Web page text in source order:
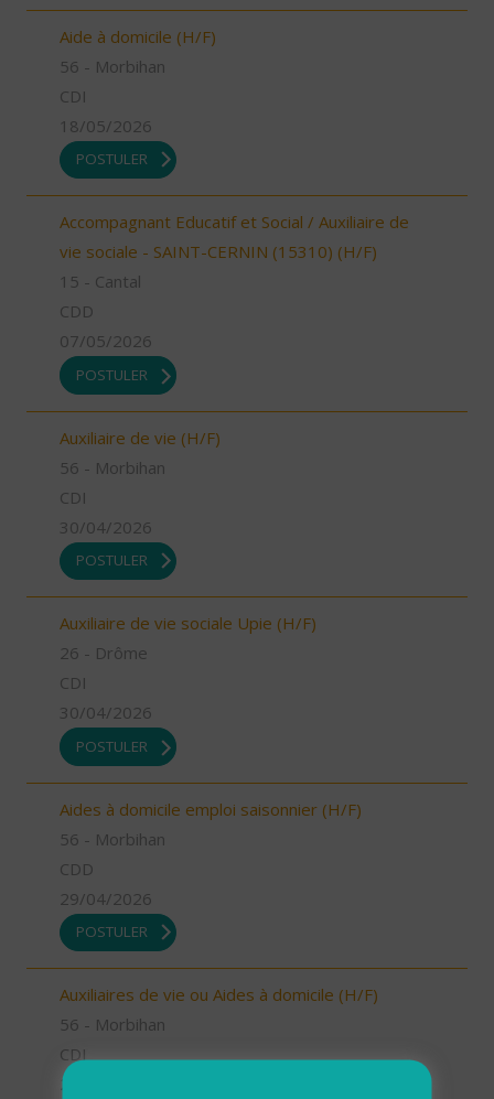
Aide à domicile (H/F)
56 - Morbihan
CDI
18/05/2026
POSTULER
Accompagnant Educatif et Social / Auxiliaire de
vie sociale - SAINT-CERNIN (15310) (H/F)
15 - Cantal
CDD
07/05/2026
POSTULER
Auxiliaire de vie (H/F)
56 - Morbihan
CDI
30/04/2026
POSTULER
Auxiliaire de vie sociale Upie (H/F)
26 - Drôme
CDI
30/04/2026
POSTULER
Aides à domicile emploi saisonnier (H/F)
56 - Morbihan
CDD
29/04/2026
POSTULER
Auxiliaires de vie ou Aides à domicile (H/F)
56 - Morbihan
CDI
29/04/2026